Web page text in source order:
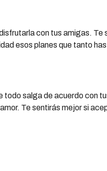
con tus amigas. Te
esos planes que tanto has
todo salga de acuerdo con
Te sentirás mejor si